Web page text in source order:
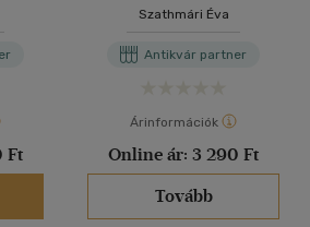
Ft
Szathmári Éva
Antikvár partner
Árinformációk
Online ár: 3 290 Ft
Tovább